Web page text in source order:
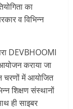
का
व विभिन्न
DEVBHOOMI
कराया जा
चरणों में आयोजित
शिक्षण संस्थानों
ही साइबर